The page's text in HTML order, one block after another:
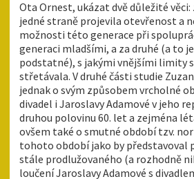
Ota Ornest, ukázat dvě důležité věci:
jedné straně projevila otevřenost a
možnosti této generace při
generaci mladšími, a za druhé (a to
podstatné), s jakými vnějšími limity
střetávala. V druhé části studie
jednak o svým způsobem vrcholné
divadel i Jaroslavy Adamové v jeho
druhou polovinu 60. let a zejména
ovšem také o smutné období tzv.
tohoto období jako by představoval
stále prodlužovaného (a rozhodně
loučení Jaroslavy Adamové s